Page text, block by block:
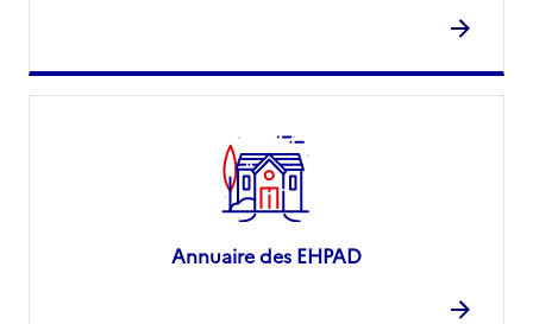
Annuaire des EHPAD